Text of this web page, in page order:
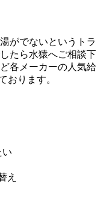
がでないというトラ
たら水猿へご相談下
各メーカーの人気給
おります。
い
え